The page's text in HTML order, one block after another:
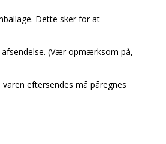
Dette sker for at
afsendelse. (Vær opmærksom på,
eftersendes må påregnes